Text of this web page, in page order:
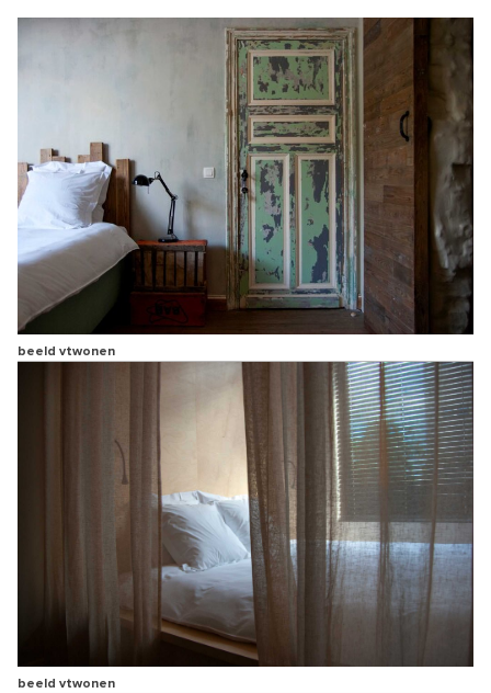
beeld vtwonen
beeld vtwonen